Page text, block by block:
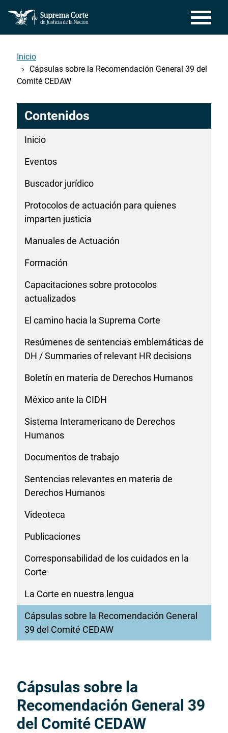
contenido
Inicio
Cápsulas sobre la Recomendación General 39 del
Comité CEDAW
Contenidos
Inicio
Eventos
Buscador jurídico
Protocolos de actuación para quienes
imparten justicia
Manuales de Actuación
Formación
Capacitaciones sobre protocolos
actualizados
El camino hacia la Suprema Corte
Resúmenes de sentencias emblemáticas de
DH / Summaries of relevant HR decisions
Boletín en materia de Derechos Humanos
México ante la CIDH
Sistema Interamericano de Derechos
Humanos
Documentos de trabajo
Sentencias relevantes en materia de
Derechos Humanos
Videoteca
Publicaciones
Corresponsabilidad de los cuidados en la
Corte
La Corte en nuestra lengua
Cápsulas sobre la Recomendación General
39 del Comité CEDAW
Cápsulas sobre la
Recomendación General 39
del Comité CEDAW